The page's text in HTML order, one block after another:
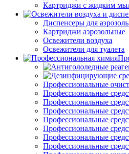
Картриджи с жидким
Диспенсеры для
Картриджи аэрозольные
Освежители воздуха
Освежители для туалета
Профессиональные
Профессиональные
Профессиональные
Профессиональные
Профессиональные
Профессиональные
Профессиональные
Профессиональные